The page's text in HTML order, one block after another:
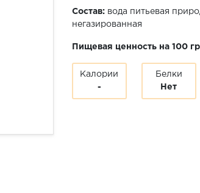
Состав: вода питьевая
негазированная
Пищевая ценность на 100
Калории
-
Белки
Нет